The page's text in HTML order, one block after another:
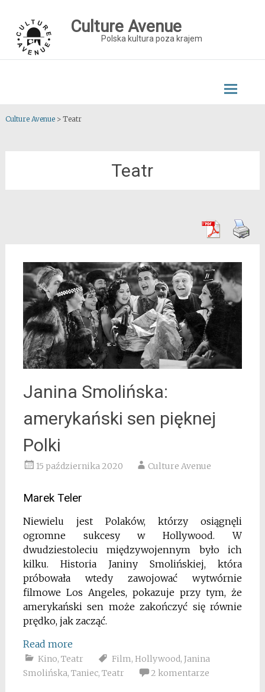
content
Culture Avenue
Polska kultura poza krajem
Culture Avenue> Teatr
Teatr
Janina Smolińska:
amerykański sen pięknej
Polki
15 października 2020 Culture Avenue
Marek Teler
Niewielu jest Polaków, którzy osiągnęli
ogromne sukcesy w Hollywood. W
dwudziestoleciu międzywojennym było ich
kilku. Historia Janiny Smolińskiej, która
próbowała wtedy zawojować wytwórnie
filmowe Los Angeles, pokazuje przy tym, że
amerykański sen może zakończyć się równie
prędko, jak zacząć.
Read more
Kino, Teatr Film, Hollywood, Janina
Smolińska, Taniec, Teatr 2 komentarze